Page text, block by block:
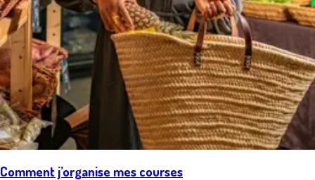
Comment j’organise mes courses